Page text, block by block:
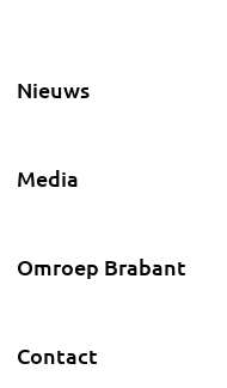
Nieuws
Media
Omroep Brabant
Contact